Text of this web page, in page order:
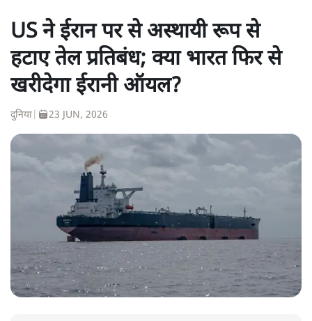
US ने ईरान पर से अस्थायी रूप से
हटाए तेल प्रतिबंध; क्या भारत फिर से
खरीदेगा ईरानी ऑयल?
दुनिया 23 JUN, 2026